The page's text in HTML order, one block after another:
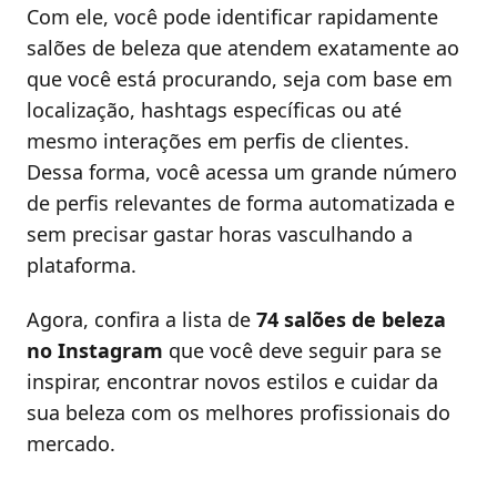
Com ele, você pode identificar rapidamente
salões de beleza que atendem exatamente ao
que você está procurando, seja com base em
localização, hashtags específicas ou até
mesmo interações em perfis de clientes.
Dessa forma, você acessa um grande número
de perfis relevantes de forma automatizada e
sem precisar gastar horas vasculhando a
plataforma.
Agora, confira a lista de 74 salões de beleza
no Instagram que você deve seguir para se
inspirar, encontrar novos estilos e cuidar da
sua beleza com os melhores profissionais do
mercado.